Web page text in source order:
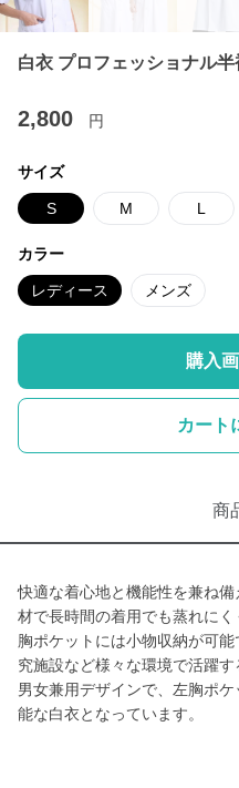
白衣 プロフェッショナル
2,800 円
サイズ
S M L
カラー
レディース メンズ
購入
カート
商
快適な着心地と機能性を兼ね
材で長時間の着用でも蒸れにく
胸ポケットには小物収納が可
究施設など様々な環境で活躍す
男女兼用デザインで、左胸ポ
能な白衣となっています。